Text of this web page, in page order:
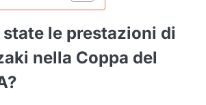
le prestazioni di
nella Coppa del